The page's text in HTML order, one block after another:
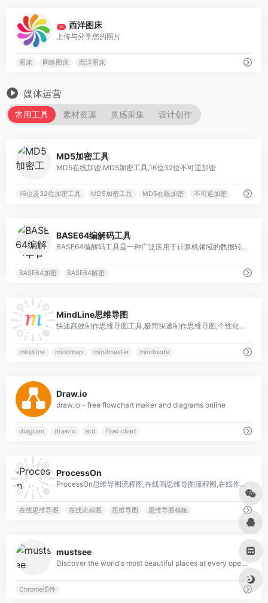
N 西洋图床
上传与分享您的照片
图床 网络图床 西洋图床
媒体运营
常用工具 素材资源 灵感采集 设计创作
MD5加密工具
MD5在线加密,MD5加密工具,16位32位不可逆加密
16位及32位加密工具 MD5加密工具 MD5在线加密 不可逆加密
BASE64编解码工具
BASE64编解码工具是一种广泛应用于计算机领域的数据转换工具
BASE64加密 BASE64解密
MindLine思维导图
快速高效制作思维导图工具,极简快速制作思维导图,个性化导图样式选择,多设备全平台云同步
mindline mindmap mindmaster mindnode
Draw.io
draw.io - free flowchart maker and diagrams online
diagram drawio erd flow chart
ProcessOn
ProcessOn思维导图流程图,在线画思维导图流程图,在线作图实时协作
在线思维导图 在线流程图 思维导图 思维导图模板
mustsee
Discover the world's most beautiful places at every opened tab.
Chrome插件